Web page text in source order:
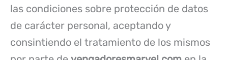
las condiciones sobre protección de datos
de carácter personal, aceptando y
consintiendo el tratamiento de los mismos